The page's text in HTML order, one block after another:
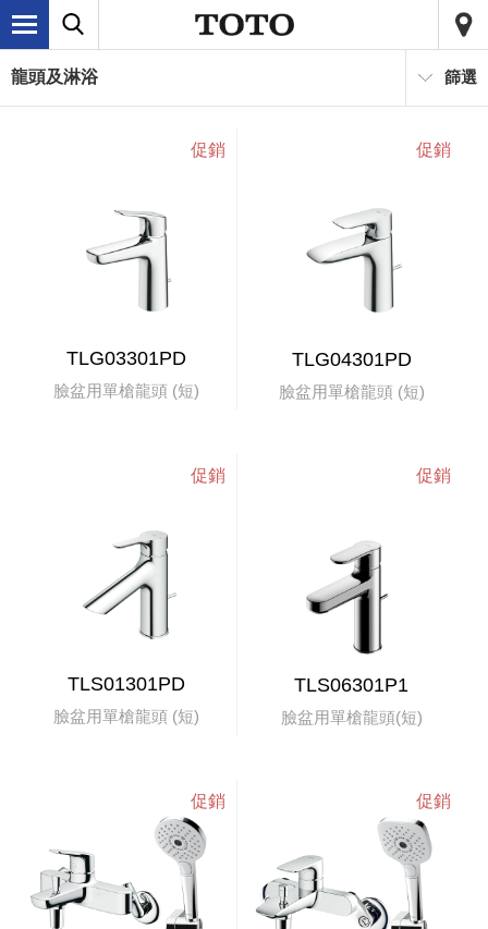
龍頭及淋浴 篩選
TLG03301PD
臉盆用單槍龍頭 (短)
TLG04301PD
臉盆用單槍龍頭 (短)
TLS01301PD
臉盆用單槍龍頭 (短)
TLS06301P1
臉盆用單槍龍頭(短)